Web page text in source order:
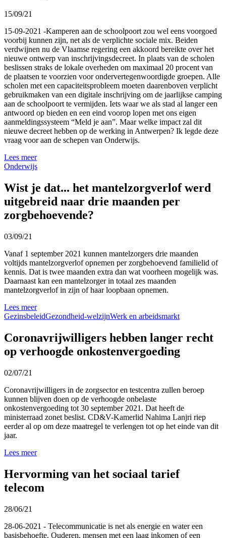
15/09/21
15-09-2021 -Kamperen aan de schoolpoort zou wel eens voorgoed
voorbij kunnen zijn, net als de verplichte sociale mix. Beiden
verdwijnen nu de Vlaamse regering een akkoord bereikte over het
nieuwe ontwerp van inschrijvingsdecreet. In plaats van de scholen
beslissen straks de lokale overheden om maximaal 20 procent van
de plaatsen te voorzien voor ondervertegenwoordigde groepen. Alle
scholen met een capaciteitsprobleem moeten daarenboven verplicht
gebruikmaken van een digitale inschrijving om de jaarlijkse camping
aan de schoolpoort te vermijden. Iets waar we als stad al langer een
antwoord op bieden en een eind voorop lopen met ons eigen
aanmeldingssysteem “Meld je aan”. Maar welke impact zal dit
nieuwe decreet hebben op de werking in Antwerpen? Ik legde deze
vraag voor aan de schepen van Onderwijs.
Lees meer
Onderwijs
Wist je dat... het mantelzorgverlof werd
uitgebreid naar drie maanden per
zorgbehoevende?
03/09/21
Vanaf 1 september 2021 kunnen mantelzorgers drie maanden
voltijds mantelzorgverlof opnemen per zorgbehoevend familielid of
kennis. Dat is twee maanden extra dan wat voorheen mogelijk was.
Daarnaast kan een mantelzorger in totaal zes maanden
mantelzorgverlof in zijn of haar loopbaan opnemen.
Lees meer
GezinsbeleidGezondheid-welzijnWerk en arbeidsmarkt
Coronavrijwilligers hebben langer recht
op verhoogde onkostenvergoeding
02/07/21
Coronavrijwilligers in de zorgsector en testcentra zullen beroep
kunnen blijven doen op de verhoogde onbelaste
onkostenvergoeding tot 30 september 2021. Dat heeft de
ministerraad zonet beslist. CD&V-Kamerlid Nahima Lanjri riep
eerder al op om deze maatregel te verlengen tot op het einde van dit
jaar.
Lees meer
Hervorming van het sociaal tarief
telecom
28/06/21
28-06-2021 - Telecommunicatie is net als energie en water een
basisbehoefte. Ouderen, mensen met een laag inkomen of een